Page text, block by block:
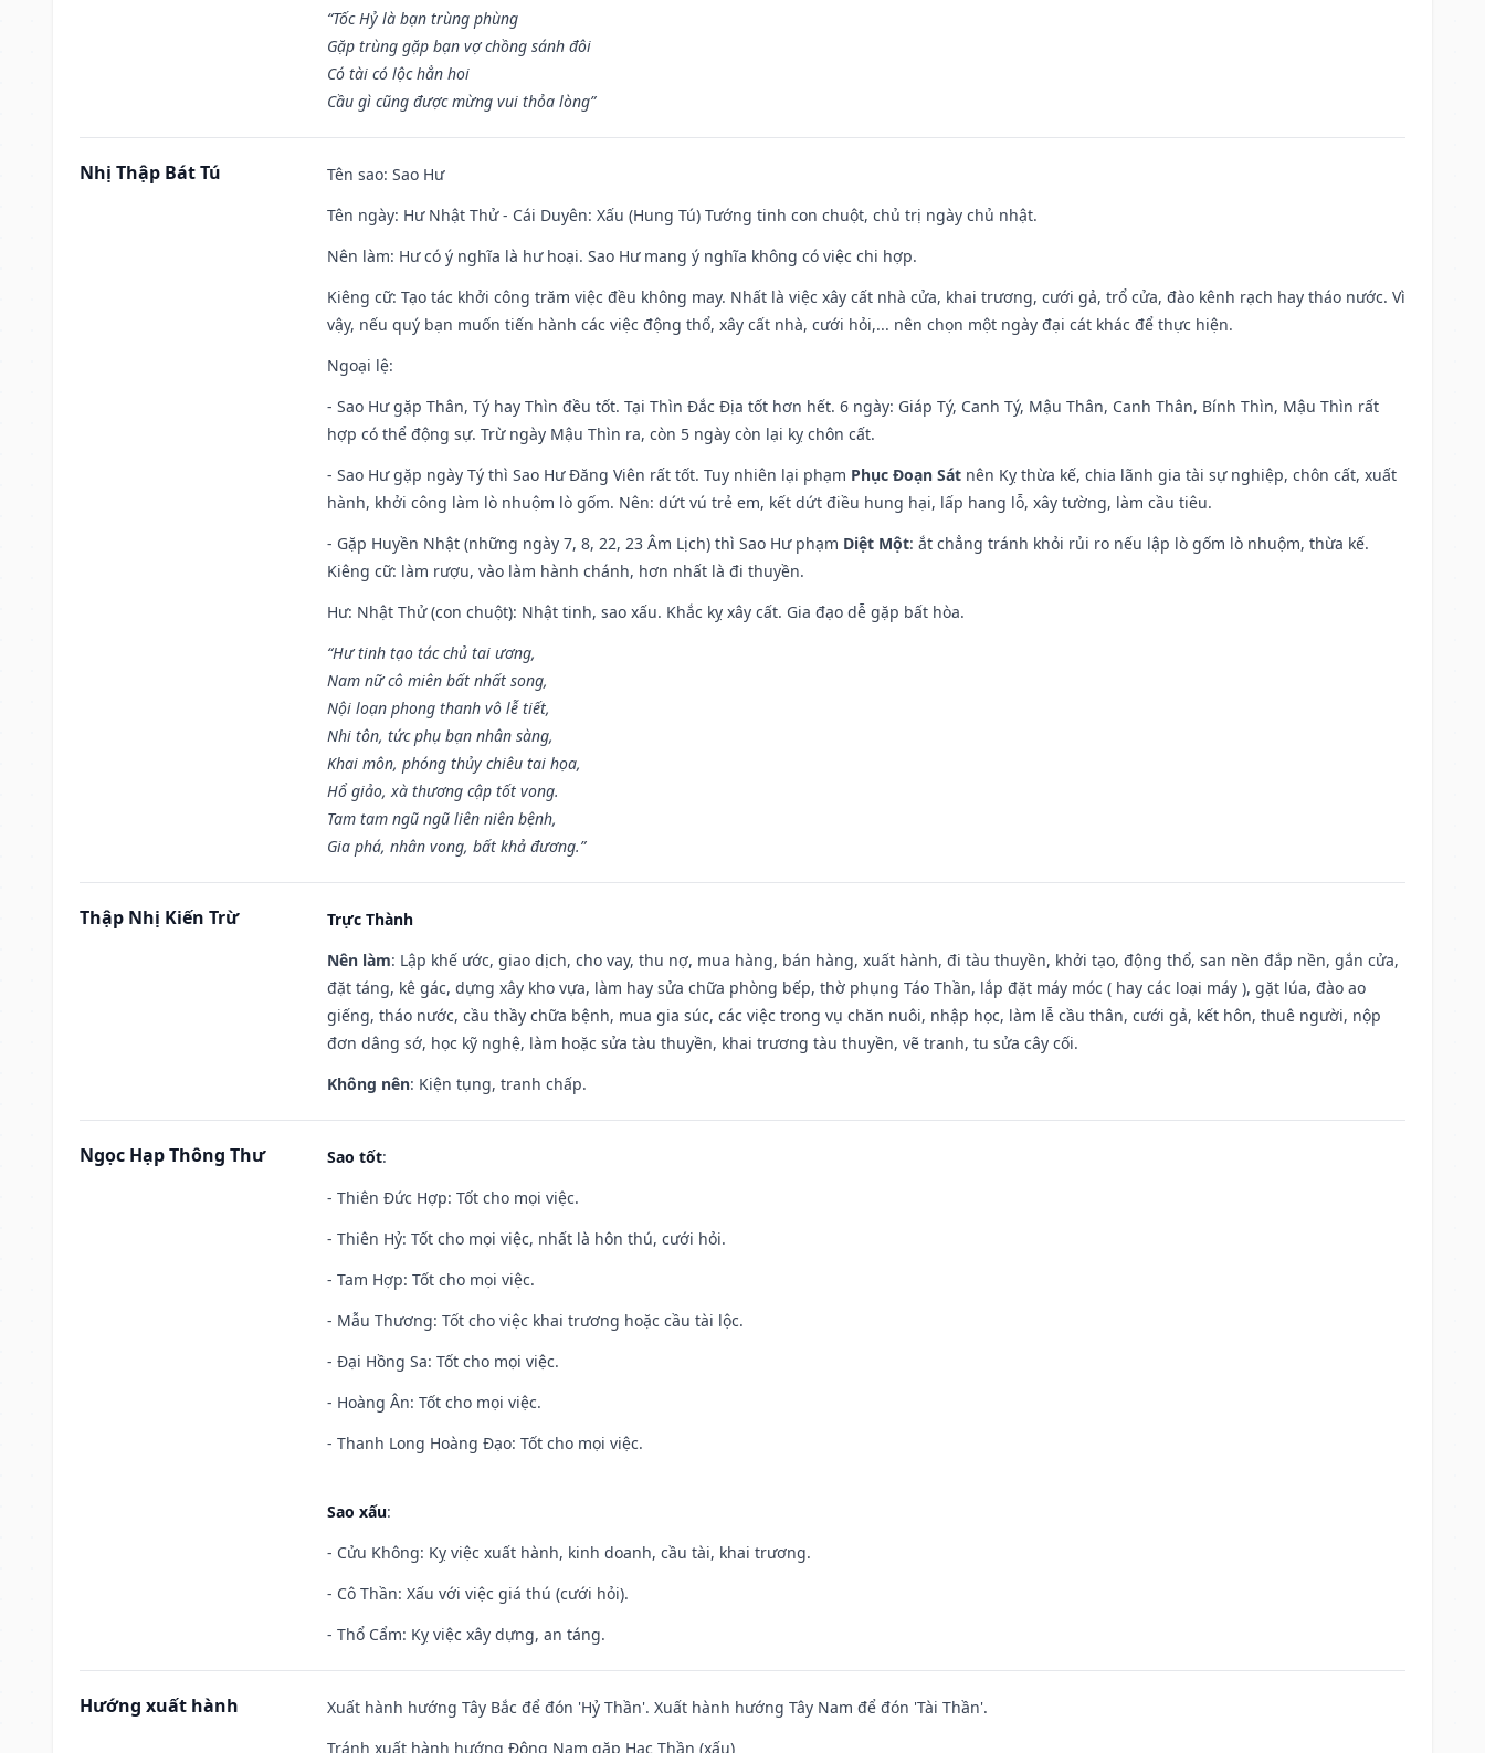
“Tốc Hỷ là bạn trùng phùng
Gặp trùng gặp bạn vợ chồng sánh đôi
Có tài có lộc hẳn hoi
Cầu gì cũng được mừng vui thỏa lòng”
Nhị Thập Bát Tú Tên sao: Sao Hư
Tên ngày: Hư Nhật Thử - Cái Duyên: Xấu (Hung Tú) Tướng tinh con chuột, chủ trị ngày chủ nhật.
Nên làm: Hư có ý nghĩa là hư hoại. Sao Hư mang ý nghĩa không có việc chi hợp.
Kiêng cữ: Tạo tác khởi công trăm việc đều không may. Nhất là việc xây cất nhà cửa, khai trương, cưới gả, trổ cửa, đào kênh rạch hay tháo nước. Vì
vậy, nếu quý bạn muốn tiến hành các việc động thổ, xây cất nhà, cưới hỏi,... nên chọn một ngày đại cát khác để thực hiện.
Ngoại lệ:
- Sao Hư gặp Thân, Tý hay Thìn đều tốt. Tại Thìn Đắc Địa tốt hơn hết. 6 ngày: Giáp Tý, Canh Tý, Mậu Thân, Canh Thân, Bính Thìn, Mậu Thìn rất
hợp có thể động sự. Trừ ngày Mậu Thìn ra, còn 5 ngày còn lại kỵ chôn cất.
- Sao Hư gặp ngày Tý thì Sao Hư Đăng Viên rất tốt. Tuy nhiên lại phạm Phục Đoạn Sát nên Kỵ thừa kế, chia lãnh gia tài sự nghiệp, chôn cất, xuất
hành, khởi công làm lò nhuộm lò gốm. Nên: dứt vú trẻ em, kết dứt điều hung hại, lấp hang lỗ, xây tường, làm cầu tiêu.
- Gặp Huyền Nhật (những ngày 7, 8, 22, 23 Âm Lịch) thì Sao Hư phạm Diệt Một: ắt chẳng tránh khỏi rủi ro nếu lập lò gốm lò nhuộm, thừa kế.
Kiêng cữ: làm rượu, vào làm hành chánh, hơn nhất là đi thuyền.
Hư: Nhật Thử (con chuột): Nhật tinh, sao xấu. Khắc kỵ xây cất. Gia đạo dễ gặp bất hòa.
“Hư tinh tạo tác chủ tai ương,
Nam nữ cô miên bất nhất song,
Nội loạn phong thanh vô lễ tiết,
Nhi tôn, tức phụ bạn nhân sàng,
Khai môn, phóng thủy chiêu tai họa,
Hổ giảo, xà thương cập tốt vong.
Tam tam ngũ ngũ liên niên bệnh,
Gia phá, nhân vong, bất khả đương.”
Thập Nhị Kiến Trừ
Trực Thành
Nên làm: Lập khế ước, giao dịch, cho vay, thu nợ, mua hàng, bán hàng, xuất hành, đi tàu thuyền, khởi tạo, động thổ, san nền đắp nền, gắn cửa,
đặt táng, kê gác, dựng xây kho vựa, làm hay sửa chữa phòng bếp, thờ phụng Táo Thần, lắp đặt máy móc ( hay các loại máy ), gặt lúa, đào ao
giếng, tháo nước, cầu thầy chữa bệnh, mua gia súc, các việc trong vụ chăn nuôi, nhập học, làm lễ cầu thân, cưới gả, kết hôn, thuê người, nộp
đơn dâng sớ, học kỹ nghệ, làm hoặc sửa tàu thuyền, khai trương tàu thuyền, vẽ tranh, tu sửa cây cối.
Không nên: Kiện tụng, tranh chấp.
Ngọc Hạp Thông Thư Sao tốt:
- Thiên Đức Hợp: Tốt cho mọi việc.
- Thiên Hỷ: Tốt cho mọi việc, nhất là hôn thú, cưới hỏi.
- Tam Hợp: Tốt cho mọi việc.
- Mẫu Thương: Tốt cho việc khai trương hoặc cầu tài lộc.
- Đại Hồng Sa: Tốt cho mọi việc.
- Hoàng Ân: Tốt cho mọi việc.
- Thanh Long Hoàng Đạo: Tốt cho mọi việc.
Sao xấu:
- Cửu Không: Kỵ việc xuất hành, kinh doanh, cầu tài, khai trương.
- Cô Thần: Xấu với việc giá thú (cưới hỏi).
- Thổ Cẩm: Kỵ việc xây dựng, an táng.
Hướng xuất hành
Xuất hành hướng Tây Bắc để đón 'Hỷ Thần'. Xuất hành hướng Tây Nam để đón 'Tài Thần'.
Tránh xuất hành hướng Đông Nam gặp Hạc Thần (xấu)